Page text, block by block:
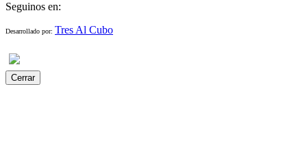
Seguinos en:
Desarrollado por: Tres Al Cubo
Cerrar